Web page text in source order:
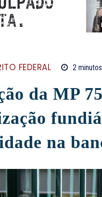
FEDERAL 2 minutos
da MP
na